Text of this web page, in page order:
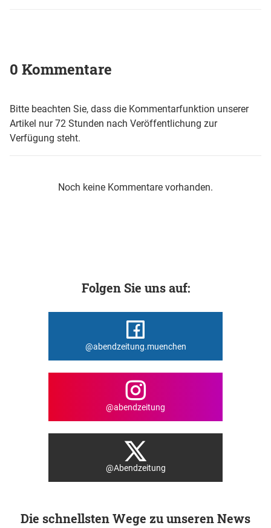
0 Kommentare
Bitte beachten Sie, dass die Kommentarfunktion unserer
Artikel nur 72 Stunden nach Veröffentlichung zur
Verfügung steht.
Noch keine Kommentare vorhanden.
Folgen Sie uns auf:
@abendzeitung.muenchen
@abendzeitung
@Abendzeitung
Die schnellsten Wege zu unseren News